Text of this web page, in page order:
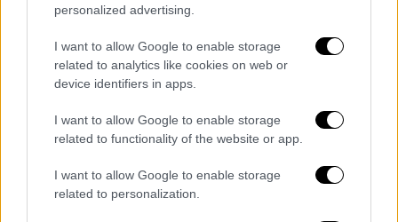
personalized advertising.
I want to allow Google to enable storage
related to analytics like cookies on web or
device identifiers in apps.
I want to allow Google to enable storage
related to functionality of the website or app.
I want to allow Google to enable storage
related to personalization.
Ώρα Ελλάδος 07/08/2026
Δελτίο...|07.08.2026 14:25
Δελτίο στη νοηματική 07/08/2026